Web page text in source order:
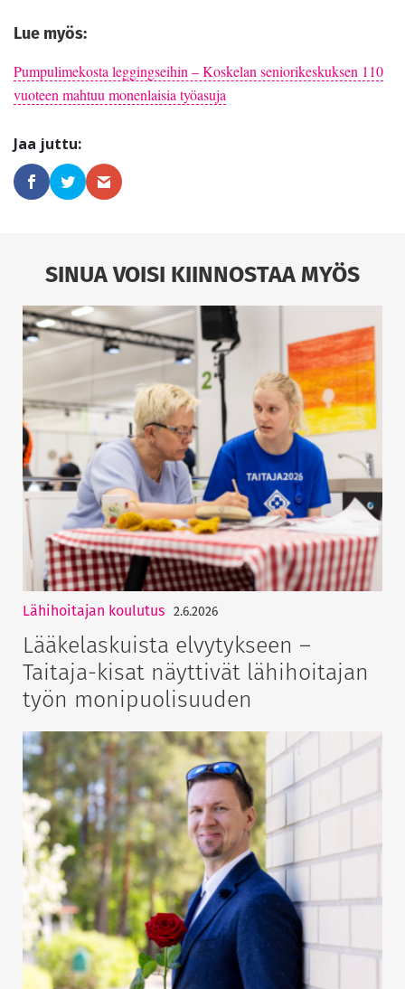
Lue myös:
Pumpulimekosta leggingseihin – Koskelan seniorikeskuksen 110
vuoteen mahtuu monenlaisia työasuja
SINUA VOISI KIINNOSTAA MYÖS
Lähihoitajan koulutus 2.6.2026
Lääkelaskuista elvytykseen –
Taitaja-kisat näyttivät lähihoitajan
työn monipuolisuuden